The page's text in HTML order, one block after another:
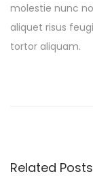
molestie nunc
aliquet risus
tortor aliquam.
iRelated Posts